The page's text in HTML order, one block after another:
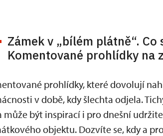
Zámek v „bílém plátně“.
Komentované prohlídky na
prohlídky, které dovolují
v době, kdy šlechta odjela.
může být inspirací i pro dnešní
objektu. Dozvíte se, kdy a